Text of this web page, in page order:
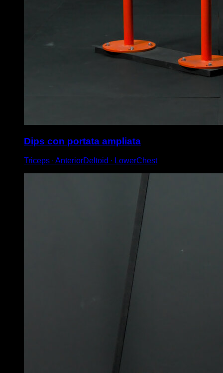
Dips con portata ampliata
Triceps ∙ AnteriorDeltoid ∙ LowerChest